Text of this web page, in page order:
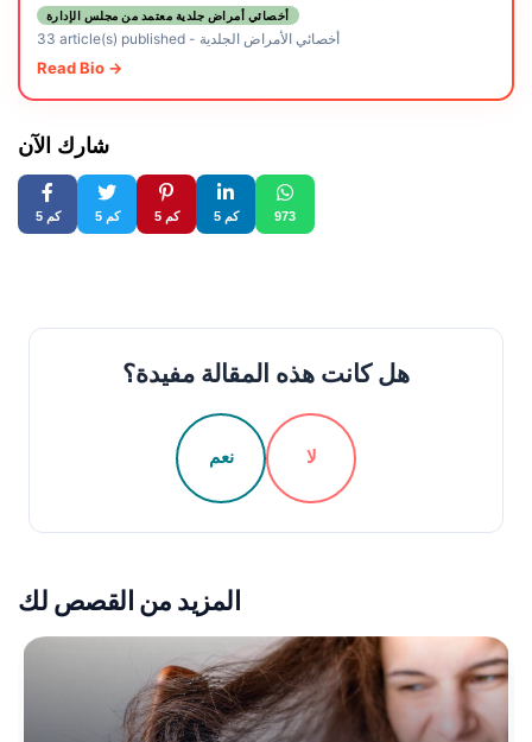
أخصائي أمراض جلدية معتمد من مجلس الإدارة
33 article(s) published- أخصائي الأمراض الجلدية
Read Bio →
شارك الآن
5 كم 5 كم 5 كم 5 كم 973
هل كانت هذه المقالة مفيدة؟
نعم لا
المزيد من القصص لك